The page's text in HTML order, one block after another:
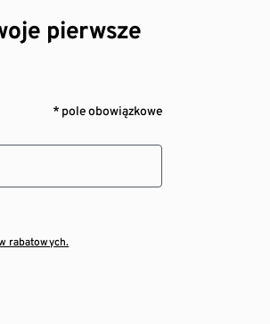
pierwsze
* pole obowiązkowe
rabatowych.